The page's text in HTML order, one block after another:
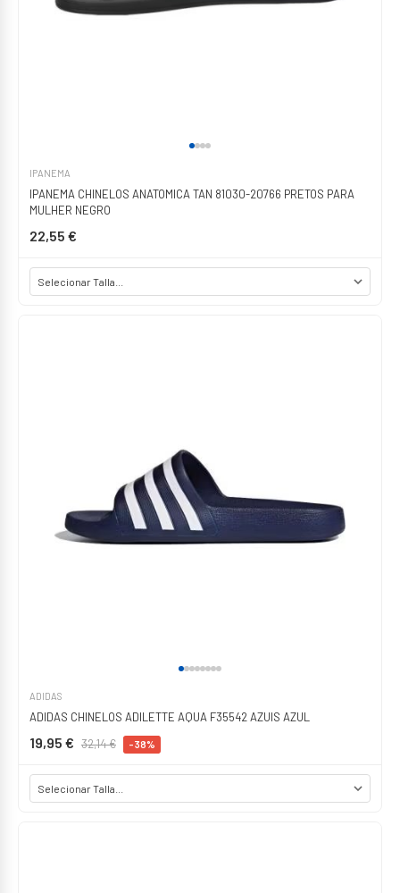
IPANEMA
IPANEMA CHINELOS ANATOMICA TAN 81030-20766 PRETOS PARA
MULHER NEGRO
22,55 €
ADIDAS
ADIDAS CHINELOS ADILETTE AQUA F35542 AZUIS AZUL
19,95 € 32,14 € -38%